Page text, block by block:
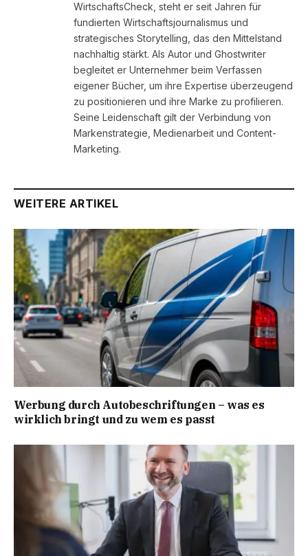
WirtschaftsCheck, steht er seit Jahren für
fundierten Wirtschaftsjournalismus und
strategisches Storytelling, das den Mittelstand
nachhaltig stärkt. Als Autor und Ghostwriter
begleitet er Unternehmer beim Verfassen
eigener Bücher, um ihre Expertise überzeugend
zu positionieren und ihre Marke zu profilieren.
Seine Leidenschaft gilt der Verbindung von
Markenstrategie, Medienarbeit und Content-
Marketing.
WEITERE ARTIKEL
Werbung durch Autobeschriftungen – was es
wirklich bringt und zu wem es passt